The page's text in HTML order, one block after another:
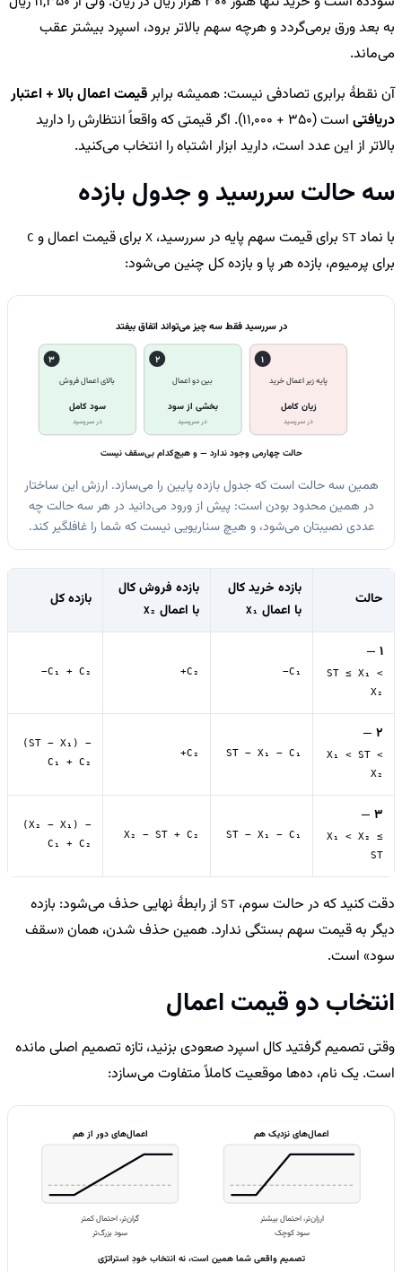
به بعد ورق برمی‌گردد و هرچه سهم بالاتر برود، اسپرد بیشتر عقب
می‌ماند.
آن نقطهٔ برابری تصادفی نیست: همیشه برابرقیمت اعمال بالا + اعتبار
دریافتی است (11,000 + 350). اگر قیمتی که واقعاً انتظارش را دارید
بالاتر از این عدد است، دارید ابزار اشتباه را انتخاب می‌کنید.
سه حالت سررسید و جدول بازده
با نماد ST برای قیمت سهم پایه در سررسید، X برای قیمت اعمال و C
برای پرمیوم، بازده هر پا و بازده کل چنین می‌شود:
در سررسید فقط سه چیز می‌تواند اتفاق بیفتد
1
پایه زیر اعمال خرید
زیان کامل
در سررسید
2
بین دو اعمال
بخشی از سود
در سررسید
3
بالای اعمال فروش
سود کامل
در سررسید
حالت چهارمی وجود ندارد — و هیچ‌کدام بی‌سقف نیست
همین سه حالت است که جدول بازده پایین را می‌سازد. ارزش این ساختار
در همین محدود بودن است: پیش از ورود می‌دانید در هر سه حالت چه
عددی نصیبتان می‌شود، و هیچ سناریویی نیست که شما را غافلگیر کند.
حالت
بازده خرید کال
با اعمال X₁
بازده فروش کال
با اعمال X₂
بازده کل
1
—
ST ≤ X₁ <
X₂
−C₁
+C₂
−C₁ + C₂
2
—
X₁ < ST <
X₂
ST − X₁ − C₁
+C₂
(ST − X₁) −
C₁ + C₂
3
—
X₁ < X₂ ≤
ST
ST − X₁ − C₁
X₂ − ST + C₂
(X₂ − X₁) −
C₁ + C₂
دقت کنید که در حالت سوم، ST از رابطهٔ نهایی حذف می‌شود: بازده
دیگر به قیمت سهم بستگی ندارد. همین حذف شدن، همان «سقف
سود» است.
انتخاب دو قیمت اعمال
وقتی تصمیم گرفتید کال اسپرد صعودی بزنید، تازه تصمیم اصلی مانده
است. یک نام، ده‌ها موقعیت کاملاً متفاوت می‌سازد:
اعمال‌های نزدیک هم
ارزان‌تر، احتمال بیشتر
سود کوچک
اعمال‌های دور از هم
گران‌تر، احتمال کمتر
سود بزرگ‌تر
تصمیم واقعی شما همین است، نه انتخاب خودِ استراتژی